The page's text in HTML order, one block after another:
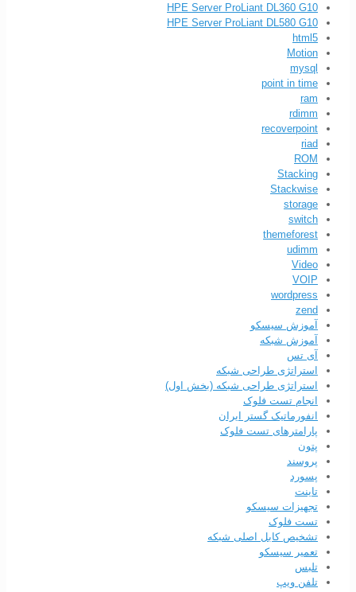
HPE Server ProLiant DL360 G10
HPE Server ProLiant DL580 G10
html5
Motion
mysql
point in time
ram
rdimm
recoverpoint
riad
ROM
Stacking
Stackwise
storage
switch
themeforest
udimm
Video
VOIP
wordpress
zend
آموزش سیسکو
آموزش شبکه
آی تس
استراتژی طراحی شبکه
استراتژی طراحی شبکه (بخش اول)
انجام تست فلوک
انفورماتیک گستر ایران
پارامترهای تست فلوک
پتون
پروسند
پسورد
تاینت
تجهیزات سیسکو
تست فلوک
تشخیص کابل اصلی شبکه
تعمیر سیسکو
تلبس
تلفن ویپ